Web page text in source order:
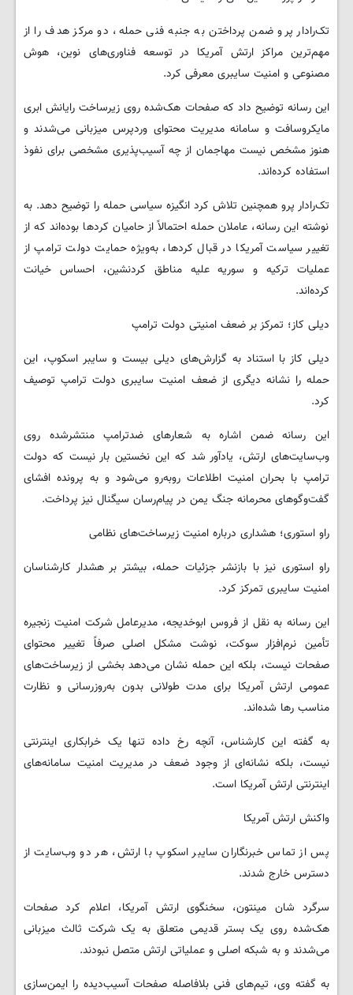
تک‌رادار پرو ضمن پرداختن به جنبه فنی حمله، دو مرکز هدف را از
مهم‌ترین مراکز ارتش آمریکا در توسعه فناوری‌های نوین، هوش
مصنوعی و امنیت سایبری معرفی کرد.
این رسانه توضیح داد که صفحات هک‌شده روی زیرساخت رایانش ابری
مایکروسافت و سامانه مدیریت محتوای وردپرس میزبانی می‌شدند و
هنوز مشخص نیست مهاجمان از چه آسیب‌پذیری مشخصی برای نفوذ
استفاده کرده‌اند.
تک‌رادار پرو همچنین تلاش کرد انگیزه سیاسی حمله را توضیح دهد. به
نوشته این رسانه، عاملان حمله احتمالاً از حامیان کردها بوده‌اند که از
تغییر سیاست آمریکا در قبال کردها، به‌ویژه حمایت دولت ترامپ از
عملیات ترکیه و سوریه علیه مناطق کردنشین، احساس خیانت
کرده‌اند.
دیلی کاز؛ تمرکز بر ضعف امنیتی دولت ترامپ
دیلی کاز با استناد به گزارش‌های دیلی بیست و سایبر اسکوپ، این
حمله را نشانه دیگری از ضعف امنیت سایبری دولت ترامپ توصیف
کرد.
این رسانه ضمن اشاره به شعارهای ضدترامپ منتشرشده روی
وب‌سایت‌های ارتش، یادآور شد که این نخستین بار نیست که دولت
ترامپ با بحران امنیت اطلاعات روبه‌رو می‌شود و به پرونده افشای
گفت‌وگوهای محرمانه جنگ یمن در پیام‌رسان سیگنال نیز پرداخت.
راو استوری؛ هشداری درباره امنیت زیرساخت‌های نظامی
راو استوری نیز با بازنشر جزئیات حمله، بیشتر بر هشدار کارشناسان
امنیت سایبری تمرکز کرد.
این رسانه به نقل از فروس ابوخدیجه، مدیرعامل شرکت امنیت زنجیره
تأمین نرم‌افزار سوکت، نوشت مشکل اصلی صرفاً تغییر محتوای
صفحات نیست، بلکه این حمله نشان می‌دهد بخشی از زیرساخت‌های
عمومی ارتش آمریکا برای مدت طولانی بدون به‌روزرسانی و نظارت
مناسب رها شده‌اند.
به گفته این کارشناس، آنچه رخ داده تنها یک خرابکاری اینترنتی
نیست، بلکه نشانه‌ای از وجود ضعف در مدیریت امنیت سامانه‌های
اینترنتی ارتش آمریکا است.
واکنش ارتش آمریکا
پس از تماس خبرنگاران سایبر اسکوپ با ارتش، هر دو وب‌سایت از
دسترس خارج شدند.
سرگرد شان مینتون، سخنگوی ارتش آمریکا، اعلام کرد صفحات
هک‌شده روی یک بستر قدیمی متعلق به یک شرکت ثالث میزبانی
می‌شدند و به شبکه اصلی و عملیاتی ارتش متصل نبودند.
به گفته وی، تیم‌های فنی بلافاصله صفحات آسیب‌دیده را ایمن‌سازی